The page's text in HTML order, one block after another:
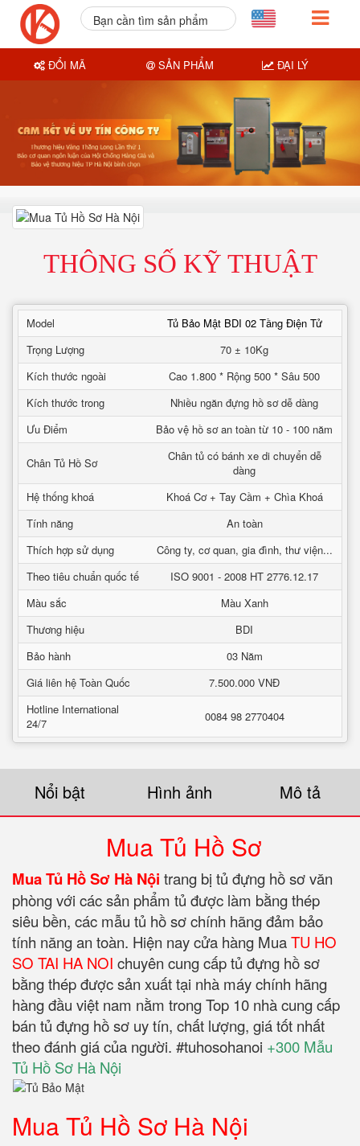
THÔNG SỐ KỸ THUẬT
Model
Tủ Bảo Mật BDI 02 Tầng Điện Tử
Trọng Lượng
70 ± 10Kg
Kích thước ngoài
Cao 1.800 * Rộng 500 * Sâu 500
Kích thước trong
Nhiều ngăn đựng hồ sơ dễ dàng
Ưu Điểm
Bảo vệ hồ sơ an toàn từ 10 - 100 năm
Chân Tủ Hồ Sơ
Chân tủ có bánh xe di chuyển dễ
dàng
Hệ thống khoá
Khoá Cơ + Tay Cầm + Chìa Khoá
Tính năng
An toàn
Thích hợp sử dụng
Công ty, cơ quan, gia đình, thư viện...
Theo tiêu chuẩn quốc tế
ISO 9001 - 2008 HT 2776.12.17
Màu sắc
Màu Xanh
Thương hiệu
BDI
Bảo hành
03 Năm
Giá liên hệ Toàn Quốc
7.500.000 VNĐ
Hotline International
24/7
0084 98 2770404
Nổi bật Hình ảnh Mô tả
Mua Tủ Hồ Sơ
Mua Tủ Hồ Sơ Hà Nội trang bị tủ đựng hồ sơ văn
phòng với các sản phẩm tủ được làm bằng thép
siêu bền, các mẫu tủ hồ sơ chính hãng đảm bảo
tính năng an toàn. Hiện nay cửa hàng MuaTU HO
SO TAI HA NOI chuyên cung cấp tủ đựng hồ sơ
bằng thép được sản xuất tại nhà máy chính hãng
hàng đầu việt nam nằm trong Top 10 nhà cung cấp
bán tủ đựng hồ sơ uy tín, chất lượng, giá tốt nhất
theo đánh giá của người. #tuhosohanoi +300 Mẫu
Tủ Hồ Sơ Hà Nội
Mua Tủ Hồ Sơ Hà Nội
Bạn cần tìm sản phẩm
ĐỔI MÃ SẢN PHẨM ĐẠI LÝ